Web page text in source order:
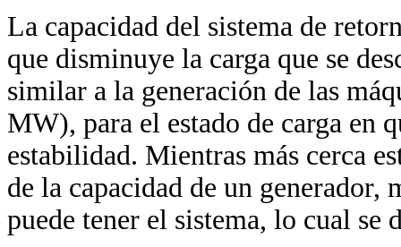
La capacidad del sistema de
que disminuye la carga que se
similar a la generación de las
MW), para el estado de carga en
estabilidad. Mientras más cerca
de la capacidad de un generador,
puede tener el sistema, lo cual se